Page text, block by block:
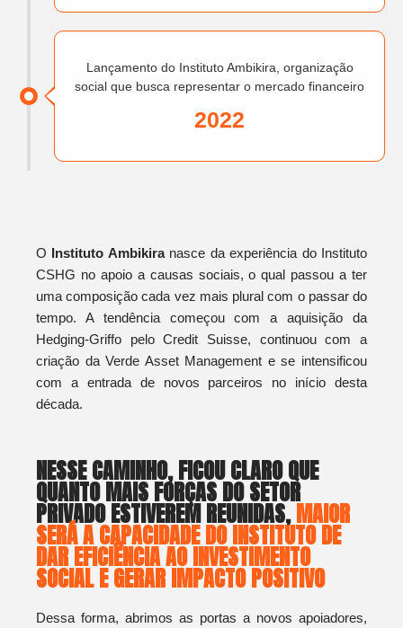
Lançamento do Instituto Ambikira, organização
social que busca representar o mercado financeiro
2022
O Instituto Ambikiranasce da experiência do Instituto
CSHG no apoio a causas sociais, o qual passou a ter
uma composição cada vez mais plural com o passar do
tempo. A tendência começou com a aquisição da
Hedging-Griffo pelo Credit Suisse, continuou com a
criação da Verde Asset Management e se intensificou
com a entrada de novos parceiros no início desta
década.
NESSE CAMINHO, FICOU CLARO QUE
QUANTO MAIS FORÇAS DO SETOR
PRIVADO ESTIVEREM REUNIDAS,MAIOR
SERÁ A CAPACIDADE DO INSTITUTO DE
DAR EFICIÊNCIA AO INVESTIMENTO
SOCIAL E GERAR IMPACTO POSITIVO
Dessa forma, abrimos as portas a novos apoiadores,